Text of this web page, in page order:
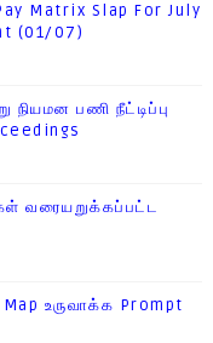
Matrix Slap For July
(01/07)
நியமன பணி நீட்டிப்பு
வரையறுக்கப்பட்ட
உருவாக்க Prompt